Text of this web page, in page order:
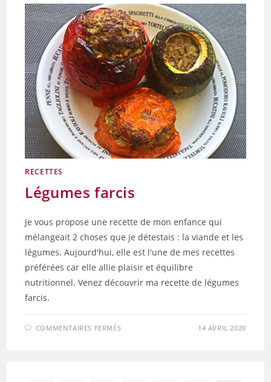
RECETTES
Légumes farcis
Je vous propose une recette de mon enfance qui
mélangeait 2 choses que je détestais : la viande et les
légumes. Aujourd'hui, elle est l'une de mes recettes
préférées car elle allie plaisir et équilibre
nutritionnel. Venez découvrir ma recette de légumes
farcis.
COMMENTAIRES FERMÉSSUR 14 AVRIL 2020